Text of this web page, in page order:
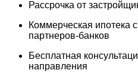
Рассрочка от
Коммерческая
партнеров-банков
Бесплатная
направления